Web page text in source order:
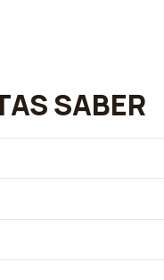
SABER